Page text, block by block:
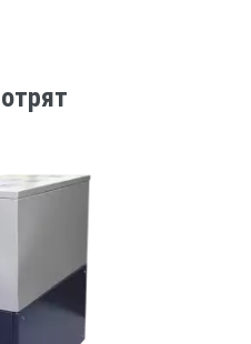
по нагрузке в любой